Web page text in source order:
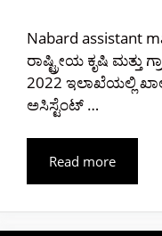
Nabard assistant
ರಾಷ್ಟ್ರೀಯ ಕೃಷಿ ಮತ್ತು
2022 ಇಲಾಖೆಯಲ್ಲಿ
ಅಸಿಸ್ಟೆಂಟ್ …
Read more